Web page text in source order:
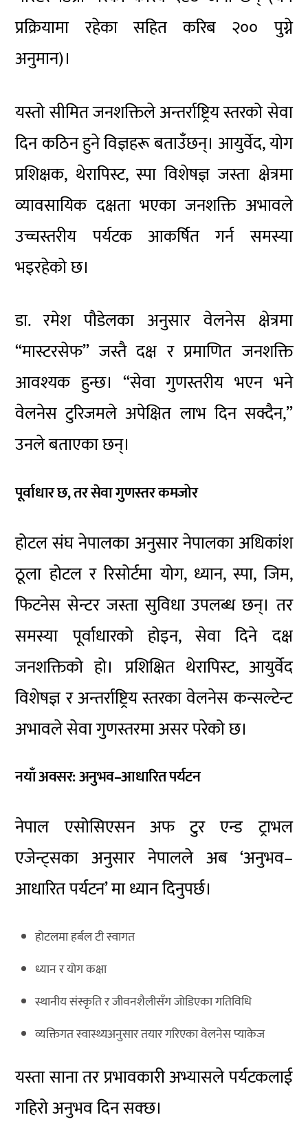
प्रक्रियामा रहेका सहित करिब २०० पुग्ने
अनुमान)।
यस्तो सीमित जनशक्तिले अन्तर्राष्ट्रिय स्तरको सेवा
दिन कठिन हुने विज्ञहरू बताउँछन्। आयुर्वेद, योग
प्रशिक्षक, थेरापिस्ट, स्पा विशेषज्ञ जस्ता क्षेत्रमा
व्यावसायिक दक्षता भएका जनशक्ति अभावले
उच्चस्तरीय पर्यटक आकर्षित गर्न समस्या
भइरहेको छ।
डा. रमेश पौडेलका अनुसार वेलनेस क्षेत्रमा
“मास्टरसेफ” जस्तै दक्ष र प्रमाणित जनशक्ति
आवश्यक हुन्छ। “सेवा गुणस्तरीय भएन भने
वेलनेस टुरिजमले अपेक्षित लाभ दिन सक्दैन,”
उनले बताएका छन्।
पूर्वाधार छ, तर सेवा गुणस्तर कमजोर
होटल संघ नेपालका अनुसार नेपालका अधिकांश
ठूला होटल र रिसोर्टमा योग, ध्यान, स्पा, जिम,
फिटनेस सेन्टर जस्ता सुविधा उपलब्ध छन्। तर
समस्या पूर्वाधारको होइन, सेवा दिने दक्ष
जनशक्तिको हो। प्रशिक्षित थेरापिस्ट, आयुर्वेद
विशेषज्ञ र अन्तर्राष्ट्रिय स्तरका वेलनेस कन्सल्टेन्ट
अभावले सेवा गुणस्तरमा असर परेको छ।
नयाँ अवसर: अनुभव–आधारित पर्यटन
नेपाल एसोसिएसन अफ टुर एन्ड ट्राभल
एजेन्ट्सका अनुसार नेपालले अब ‘अनुभव–
आधारित पर्यटन’ मा ध्यान दिनुपर्छ।
होटलमा हर्बल टी स्वागत
ध्यान र योग कक्षा
स्थानीय संस्कृति र जीवनशैलीसँग जोडिएका गतिविधि
व्यक्तिगत स्वास्थ्यअनुसार तयार गरिएका वेलनेस प्याकेज
यस्ता साना तर प्रभावकारी अभ्यासले पर्यटकलाई
गहिरो अनुभव दिन सक्छ।